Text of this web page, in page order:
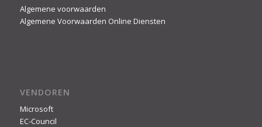
Algemene voorwaarden
Algemene Voorwaarden Online Diensten
VENDOREN
Microsoft
EC-Council